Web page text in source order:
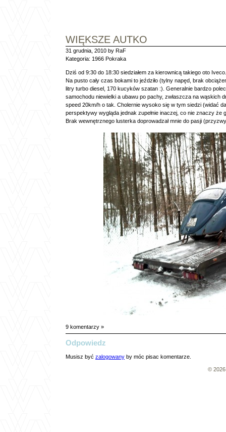
WIĘKSZE AUTKO
31 grudnia, 2010 by RaF
Kategoria: 1966 Pokraka
Dziś od 9:30 do 18:30 siedziałem za kierownicą takiego oto
Na pusto cały czas bokami to jeździło (tylny napęd, brak
litry turbo diesel, 170 kucyków szatan :). Generalnie bardzo
samochodu niewielki a ubawu po pachy, zwłaszcza na wąskich
speed 20km/h o tak. Cholernie wysoko się w tym siedzi (widać
perspektywy wygląda jednak zupełnie inaczej, co nie znaczy
Brak wewnętrznego lusterka doprowadzał mnie do pasji
9 komentarzy »
Odpowiedz
Musisz być zalogowany by móc pisac komentarze.
©